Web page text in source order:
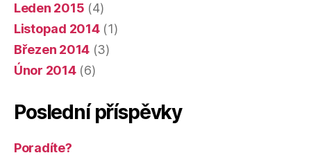
Leden 2015 (4)
Listopad 2014(1)
Březen 2014 (3)
Únor 2014(6)
Poslední příspěvky
Poradíte?